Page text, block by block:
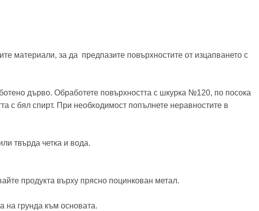
материали, за да предпазите повърхностите от изцапването с
дърво. Обработете повърхността с шкурка №120, по посока
с бял спирт. При необходимост попълнете неравностите в
твърда четка и вода.
продукта върху прясно поцинкован метал.
на грунда към основата.